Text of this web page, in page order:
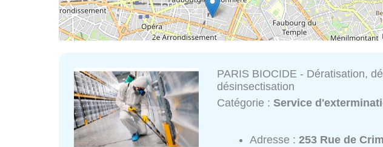
PARIS BIOCIDE - Dératisation,
désinsectisation
Catégorie :Service
Adresse :253 Rue de